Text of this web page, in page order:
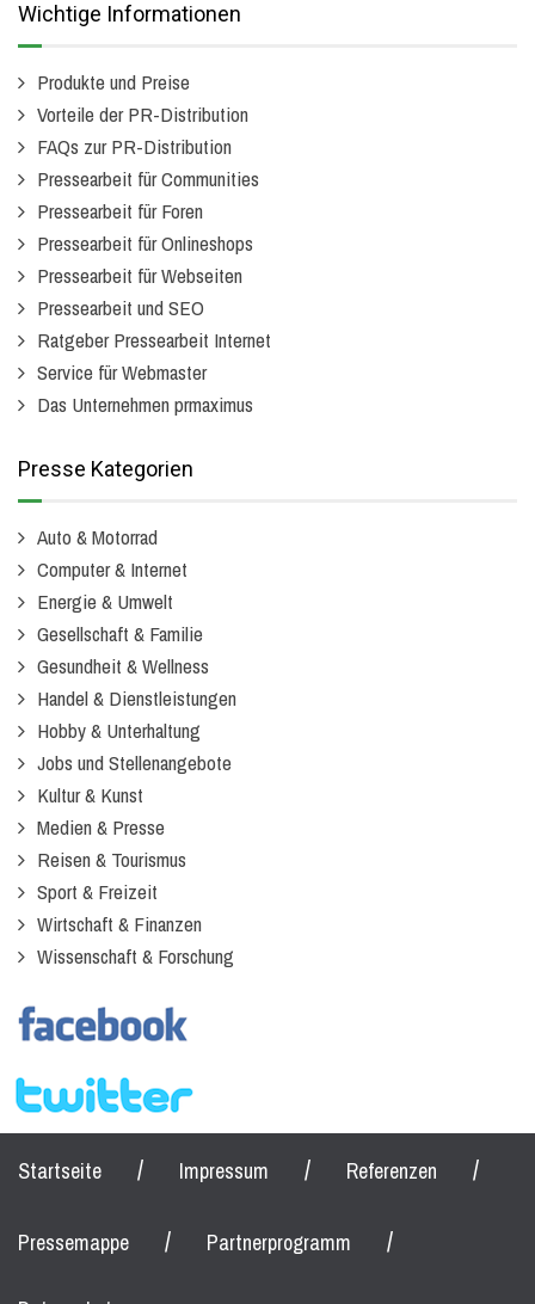
Wichtige Informationen
Produkte und Preise
Vorteile der PR-Distribution
FAQs zur PR-Distribution
Pressearbeit für Communities
Pressearbeit für Foren
Pressearbeit für Onlineshops
Pressearbeit für Webseiten
Pressearbeit und SEO
Ratgeber Pressearbeit Internet
Service für Webmaster
Das Unternehmen prmaximus
Presse Kategorien
Auto & Motorrad
Computer & Internet
Energie & Umwelt
Gesellschaft & Familie
Gesundheit & Wellness
Handel & Dienstleistungen
Hobby & Unterhaltung
Jobs und Stellenangebote
Kultur & Kunst
Medien & Presse
Reisen & Tourismus
Sport & Freizeit
Wirtschaft & Finanzen
Wissenschaft & Forschung
Startseite / Impressum / Referenzen /
Pressemappe / Partnerprogramm /